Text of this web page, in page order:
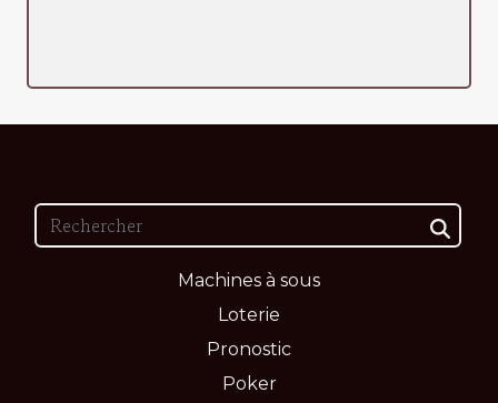
Machines à sous
Loterie
Pronostic
Poker